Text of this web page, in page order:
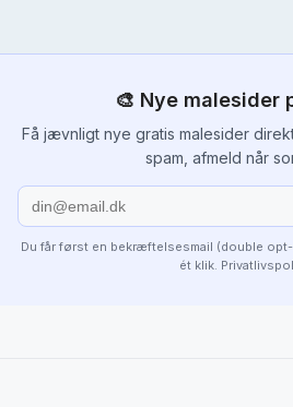
🎨 Nye malesider
Få jævnligt nye gratis malesider
spam, afmeld når
Du får først en bekræftelsesmail (double
ét klik.